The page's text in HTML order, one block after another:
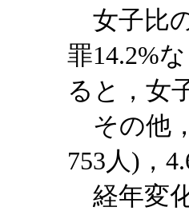
女子比
罪14.2%
ると，女
その他
753人)，
経年変